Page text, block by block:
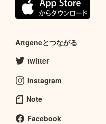
Artgeneとつながる
twitter
Instagram
Note
Facebook